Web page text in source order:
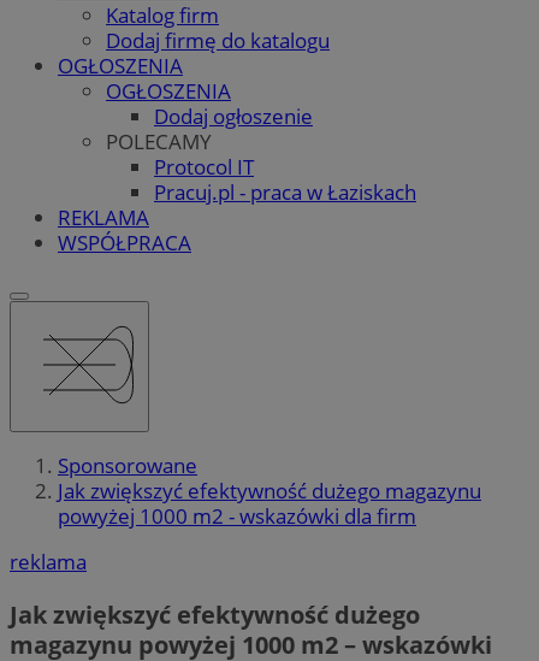
Katalog firm
Dodaj firmę do katalogu
OGŁOSZENIA
OGŁOSZENIA
Dodaj ogłoszenie
POLECAMY
Protocol IT
Pracuj.pl - praca w Łaziskach
REKLAMA
WSPÓŁPRACA
Sponsorowane
Jak zwiększyć efektywność dużego magazynu
powyżej 1000 m2 - wskazówki dla firm
reklama
Jak zwiększyć efektywność dużego
magazynu powyżej 1000 m2 – wskazówki